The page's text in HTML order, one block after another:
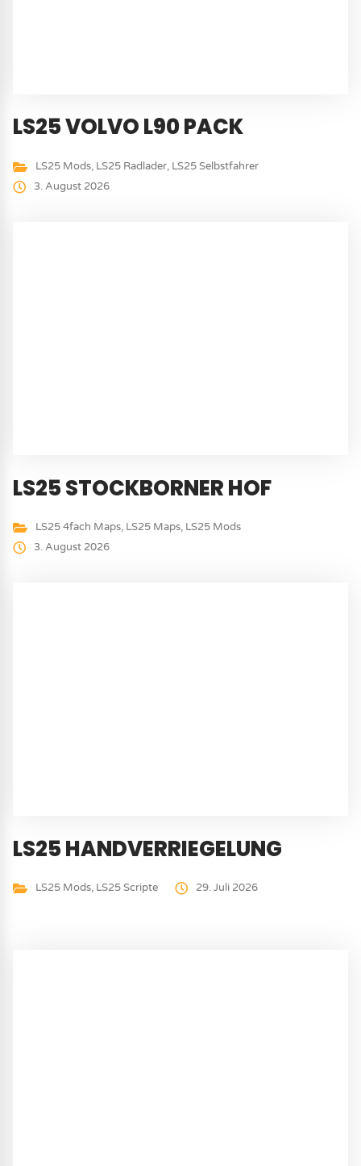
LS25 VOLVO L90 PACK
LS25 Mods, LS25 Radlader, LS25 Selbstfahrer
3. August 2026
LS25 STOCKBORNER HOF
LS25 4fach Maps, LS25 Maps, LS25 Mods
3. August 2026
LS25 HANDVERRIEGELUNG
LS25 Mods, LS25 Scripte 29. Juli 2026